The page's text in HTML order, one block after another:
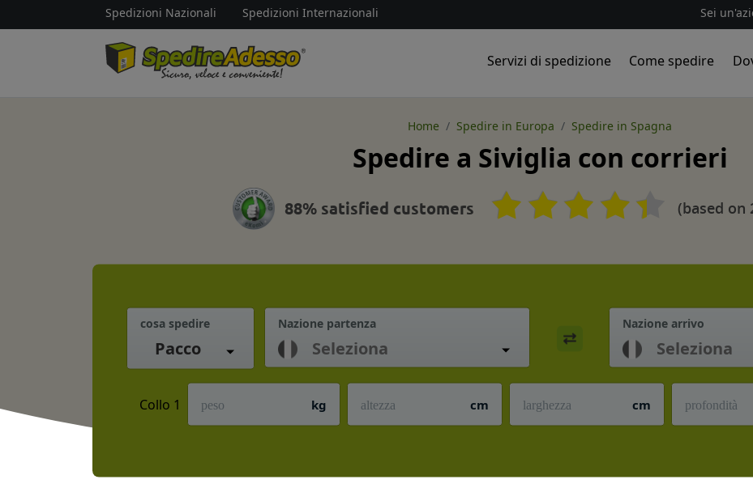
Spedizioni Nazionali Spedizioni Internazionali Sei
Servizi di spedizione Come spedire
Home Spedire in Europa Spedire in Spagna
Spedire a Siviglia con corrieri
88% satisfied customers (based on
cosa spedire
Pacco
Nazione partenza Nazione arrivo
Collo 1 kg cm cm